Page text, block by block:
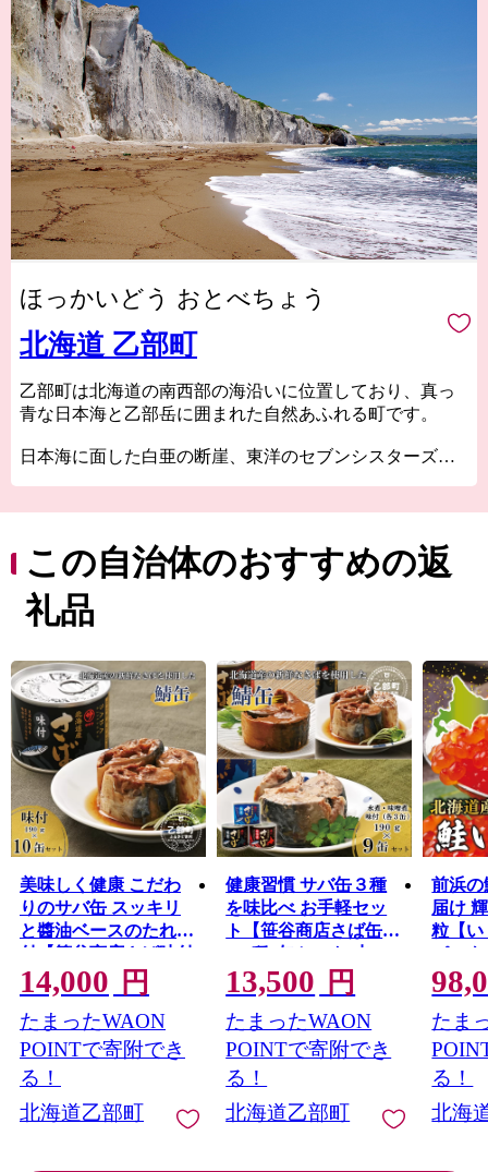
ほっかいどう おとべちょう
北海道 乙部町
乙部町は北海道の南西部の海沿いに位置しており、真っ
青な日本海と乙部岳に囲まれた自然あふれる町です。
日本海に面した白亜の断崖、東洋のセブンシスターズ
また、海だけではなく”縁結びの神様が宿る”と大切にさ
れてきた連理の木『縁桂』など、魅力あふれる名所が数
多くあります。
ぜひ堪能してください！
この自治体のおすすめの返
礼品
美味しく健康 こだわ
りのサバ缶 スッキリ
と醬油ベースのたれ味
付【笹谷商店さば味付
缶：10缶】＜ スピー
ド発送 家族で10缶 さ
ば缶 サバ缶 190g 北海
道 国産 北海道産 道産
笹谷商店 釧之助 缶詰
魚介 魚介類 海産物 非
常食 備蓄 防災 キャン
14,000 円
たまったWAON
POINTで寄附でき
る！
北海道乙部町
健康習慣 サバ缶３種
を味比べ お手軽セッ
ト【笹谷商店さば缶
：3種9缶セット(水
煮・味噌煮・味付各3
缶)】＜ さば缶 サバ缶
190g 北海道 国産 北海
道産 道産 釧之助のさ
ば缶 水煮 味噌煮 味付
みそ 醤油 鯖缶 缶詰 缶
詰め 魚介 魚介類 海産
13,500 円
たまったWAON
POINTで寄附でき
る！
北海道乙部町
前浜の
届け
粒【い
パッ
箱）】
わる「
品の
鮭いく
油い
いくら
ラ醤油
たま
る！
北海